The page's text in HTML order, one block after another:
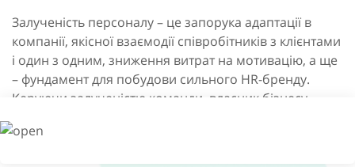
Залученість персоналу – це запорука адаптації в
компанії, якісної взаємодії співробітників з клієнтами
і один з одним, зниження витрат на мотивацію, а ще
– фундамент для побудови сильного НR-бренду.
Керуючи залученістю команди, власник бізнесу
цінності компанії і беруть на себе відповідальність за